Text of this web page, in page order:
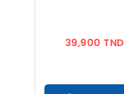
39,900 TND